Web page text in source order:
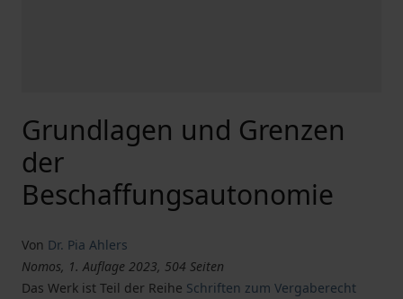
Grundlagen und Grenzen
der
Beschaffungsautonomie
Von Dr. Pia Ahlers
Nomos, 1. Auflage 2023, 504 Seiten
Das Werk ist Teil der Reihe Schriften zum Vergaberecht